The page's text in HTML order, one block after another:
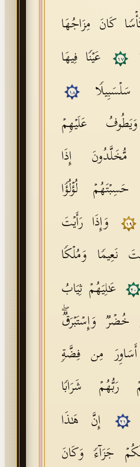
كَانَ مِزَاجُهَا
١٧
عَیۡنࣰا فِیهَا
١٨
عَلَیۡهِمۡ
مُّخَلَّدُونَ إِذَا
حَسِبۡتَهُمۡ لُؤۡلُؤࣰا
١٩
وَإِذَا رَأَیۡتَ
نَعِیمࣰا وَمُلۡكࣰا
٢٠
عَـٰلِیَهُمۡ ثِیَابُ
وَإِسۡتَبۡرَقࣱۖ
أَسَاوِرَ مِن فِضَّةࣲ
رَبُّهُمۡ شَرَابࣰا
٢١
إِنَّ هَـٰذَا
جَزَاۤءࣰ وَكَانَ